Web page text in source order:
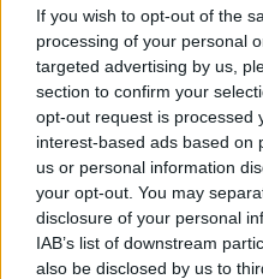
If you wish to opt-out of the
processing of your personal
targeted advertising by us,
section to confirm your
opt-out request is processed
interest-based ads based on
us or personal information
your opt-out. You may
disclosure of your personal
IAB’s list of downstream
also be disclosed by us to
Πολυχρόνη
Αντιπεριφερειάρχη κας
ζεύγους Μαρτίνου που
ανέγερση του Ναού.